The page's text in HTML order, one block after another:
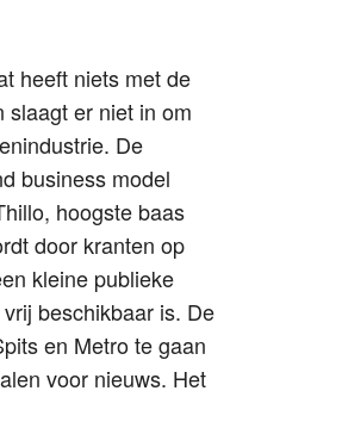
heeft niets met de
slaagt er niet in om
De
business model
hoogste baas
door kranten op
kleine publieke
beschikbaar is. De
en Metro te gaan
voor nieuws. Het